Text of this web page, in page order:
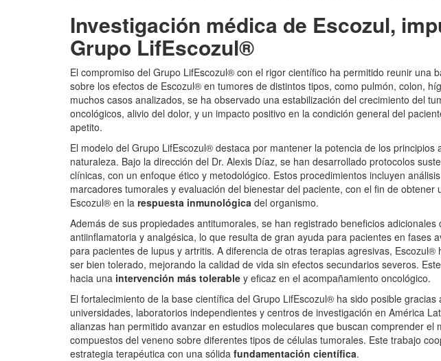
Investigación médica de Escozul,
Grupo LifEscozul®
El compromiso del Grupo LifEscozul® con el rigor científico ha permitido reunir una
sobre los efectos de Escozul® en tumores de distintos tipos, como pulmón, colon,
muchos casos analizados, se ha observado una estabilización del crecimiento del
oncológicos, alivio del dolor, y un impacto positivo en la condición general del
apetito.
El modelo del Grupo LifEscozul® destaca por mantener la potencia de los principios
naturaleza. Bajo la dirección del Dr. Alexis Díaz, se han desarrollado protocolos
clínicas, con un enfoque ético y metodológico. Estos procedimientos incluyen
marcadores tumorales y evaluación del bienestar del paciente, con el fin de obtener
Escozul® en la respuesta inmunológica del organismo.
Además de sus propiedades antitumorales, se han registrado beneficios
antiinflamatoria y analgésica, lo que resulta de gran ayuda para pacientes en fases
para pacientes de lupus y artritis. A diferencia de otras terapias agresivas,
ser bien tolerado, mejorando la calidad de vida sin efectos secundarios severos.
hacia una intervención más tolerable y eficaz en el acompañamiento oncológico.
El fortalecimiento de la base científica del Grupo LifEscozul® ha sido posible gracias
universidades, laboratorios independientes y centros de investigación en América
alianzas han permitido avanzar en estudios moleculares que buscan comprender el
compuestos del veneno sobre diferentes tipos de células tumorales. Este trabajo
estrategia terapéutica con una sólida fundamentación científica.